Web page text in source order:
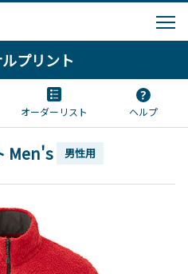
プリント
オーダーリスト ヘルプ
Men's 男性用